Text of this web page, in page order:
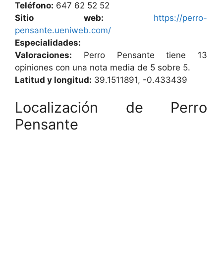
Teléfono: 647 62 52 52
Sitio web:
https://perro-
pensante.ueniweb.com/
Especialidades:
Valoraciones: Perro Pensante tiene 13
opiniones con una nota media de 5 sobre 5.
Latitud y longitud: 39.1511891, -0.433439
Localización de Perro
Pensante